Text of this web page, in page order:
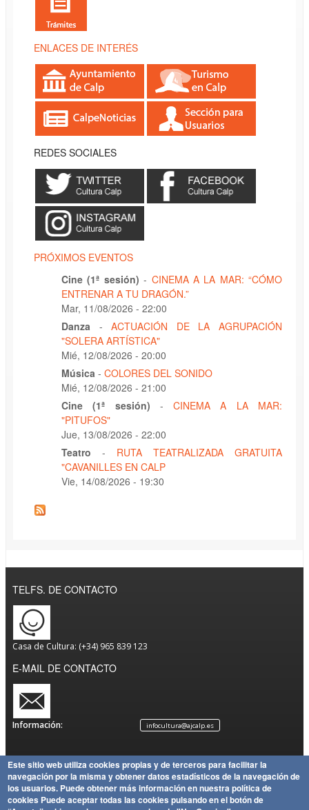
ENLACES DE INTERÉS
REDES SOCIALES
PRÓXIMOS EVENTOS
Cine (1ª sesión) - CINEMA A LA MAR: “CÓMO
ENTRENAR A TU DRAGÓN.”
Mar, 11/08/2026 - 22:00
Danza
-ACTUACIÓN DE LA AGRUPACIÓN
"SOLERA ARTÍSTICA"
Mié, 12/08/2026 - 20:00
Música - COLORES DEL SONIDO
Mié, 12/08/2026 - 21:00
Cine (1ª sesión)
-CINEMA A LA MAR:
"PITUFOS"
Jue, 13/08/2026 - 22:00
Teatro
- RUTA TEATRALIZADA GRATUITA
"CAVANILLES EN CALP
Vie, 14/08/2026 - 19:30
TELFS. DE CONTACTO
Casa de Cultura: (+34) 965 839 123
E-MAIL DE CONTACTO
Información: infocultura@ajcalp.es
Aviso
Legal
Política
de
Privacidad
Política
de
Mapa
del Sitio
Copyright
Ayuntamiento de Calp
Este sitio web utiliza cookies propias y de terceros para facilitar la
navegación por la misma y obtener datos estadísticos de la navegación de
los usuarios. Puede obtener más información en nuestra política de
cookies Puede aceptar todas las cookies pulsando en el botón de